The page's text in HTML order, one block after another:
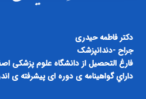
دكتر فاطمه حيدری
جراح -دندانپزشک
فارغ التحصيل از دانشگاه علوم پزشكی
داراي گواهينامه ی دوره ای پيشرفته ی